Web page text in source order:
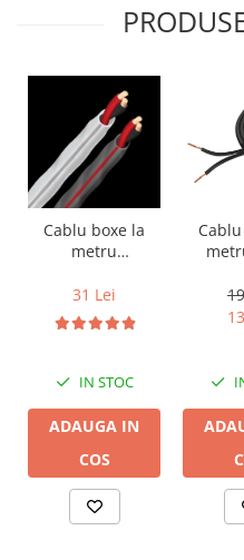
Cablu boxe la
metru
DB 16/2,
conductor cupru
LGC
31 Lei
IN STOC
ADAUGA IN
COS
14B,